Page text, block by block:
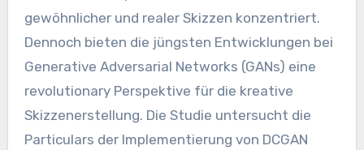
gewöhnlicher und realer Skizzen konzentriert.
Dennoch bieten die jüngsten Entwicklungen bei
Generative Adversarial Networks (GANs) eine
revolutionary Perspektive für die kreative
Skizzenerstellung. Die Studie untersucht die
Particulars der Implementierung von DCGAN